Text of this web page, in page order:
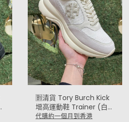
🈹️清貨 Tory Burch Kick
增高運動鞋 Trainer (白
white)
代購約一個月到香港